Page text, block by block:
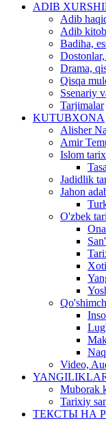
ADIB
Adib
Adib
Badiha,
Drama,
Qisqa
Ssenariy
Tarjimalar
KUTUBXONA
Alisher
Amir
Islom
Jadidlik
Jahon
O'zbek
Video,
Muborak
Tarixiy
ТЕКСТЫ НА